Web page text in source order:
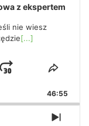
z ekspertem
nie wiesz
[...]
Jump
Forward
Share
46:55
Next